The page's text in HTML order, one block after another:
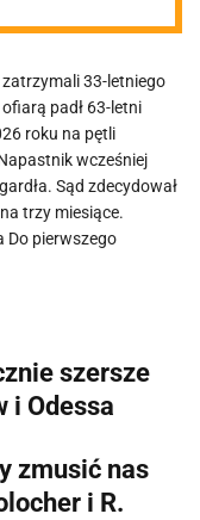
33-letniego
padł 63-letni
roku na pętli
wcześniej
Sąd zdecydował
trzy miesiące.
Do pierwszego
szersze
i Odessa
zmusić nas
i R.